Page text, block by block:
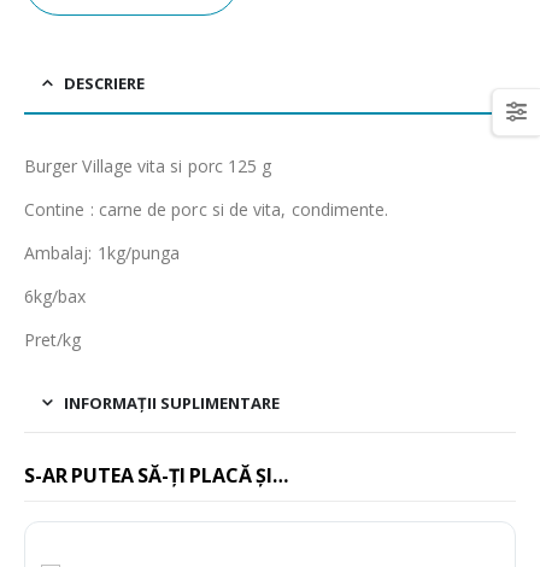
DESCRIERE
Burger Village vita si porc 125 g
Contine : carne de porc si de vita, condimente.
Ambalaj: 1kg/punga
6kg/bax
Pret/kg
INFORMAȚII SUPLIMENTARE
S-AR PUTEA SĂ-ȚI PLACĂ ȘI…